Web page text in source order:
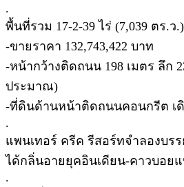
.
พื้นที่รวม 17-2-39 ไร่ (7,039 ตร.ว.)
-ขายราคา 132,743,422 บาท
-หน้ากว้างติดถนน 198 เมตร ลึก
ประมาณ)
-ที่ดินด้านหน้าติดถนนคอนกรีต เ
.
แพนเทอร์ ครีค รีสอร์ทจำลองบร
ได้กลิ่นอายยุคอินเดียน-คาวบอยแ
.